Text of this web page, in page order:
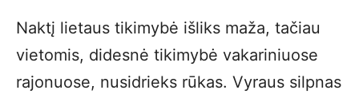
Naktį lietaus tikimybė išliks maža, tačiau
vietomis, didesnė tikimybė vakariniuose
rajonuose, nusidrieks rūkas. Vyraus silpnas